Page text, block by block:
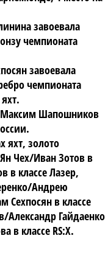
завоевала
чемпионата
завоевала
чемпионата
Максим Шапошников
яхт, золото
Чех/Иван Зотов в
в классе Лазер,
Андрею
Сехпосян в классе
Александр Гайдаенко
в классе RS:X.